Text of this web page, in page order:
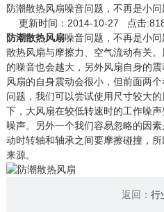
防潮散热风扇噪音问题，不再是小问
更新时间：2014-10-27 点击
防潮散热风扇噪音问题，不再是小问
散热风扇与摩擦力、空气流动有关
的噪音也会越大，另外风扇自身的
风扇的自身震动会很小，但前面两
问题，我们可以尝试使用尺寸较大
下，大风扇在较低转速时的工作噪
噪声。另外一个我们容易忽略的因
动时转轴和轴承之间要摩擦碰撞，
来源。
返回： 行